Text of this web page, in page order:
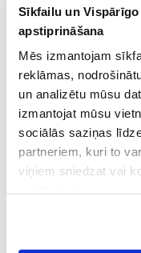
Sīkfailu un
apstiprināšana
Mēs izmantojam
reklāmas,
un analizētu mūsu
izmantojat mūsu
sociālās saziņas
partneriem, kuri to
viņiem sniedzat vai
noteikumiem